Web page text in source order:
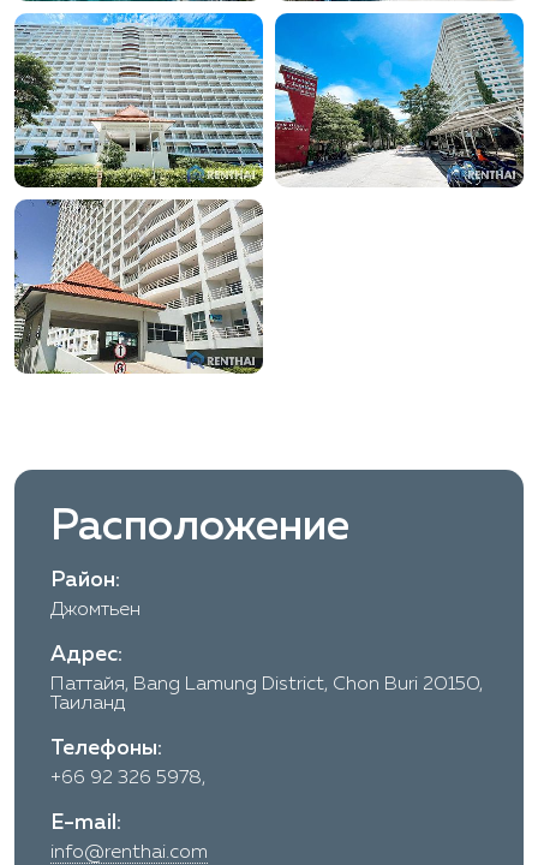
Расположение
Район:
Джомтьен
Адрес:
Паттайя, Bang Lamung District, Chon Buri 20150,
Таиланд
Телефоны:
+66 92 326 5978,
E-mail:
info@renthai.com